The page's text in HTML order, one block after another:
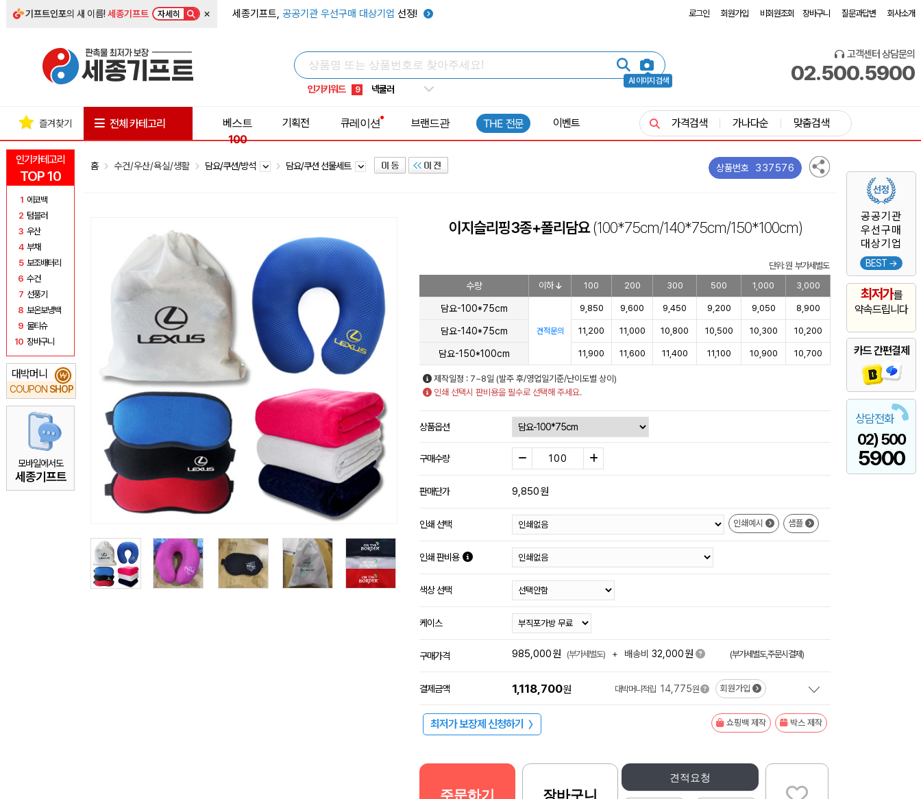
기프트인포의 새 이름!세종기프트 자세히 × 세종기프트, 공공기관 우선구매 대상기업 선정! 로그인 회원가입 비회원조회 장바구니 질문과답변 회사소개
AI 이미지 검색
인기키워드
5 키캡
8 쿨토시
9 넥쿨러
1 선풍기
고객센터 상담문의
02.500.5900
인기카테고리
TOP 10
1 에코백
2 텀블러
3 우산
4 부채
5 보조배터리
6 수건
7 선풍기
8 보온보냉백
9 물티슈
10 장바구니
대박머니
COUPON SHOP
₩
모바일에서도
세종기프트
공공기관
우선구매
대상기업
BEST →
최저가를
약속드립니다
카드 간편결제
상담전화
02) 500
5900
즐겨찾기 전체 카테고리
베스트
100
기획전 큐레이션 브랜드관 THE 전문 이벤트 가격검색 가나다순 맞춤검색
홈 수건/우산/욕실/생활 담요/쿠션/방석 담요/쿠션 선물세트 상품번호 337576
이지슬리핑3종+폴리담요(100*75cm/140*75cm/150*100cm)
단위: 원 부가세별도
수량 이하 100 200 300 500 1,000 3,000
담요-100*75cm
견적문의
9,850 9,600 9,450 9,200 9,050 8,900
담요-140*75cm 11,200 11,000 10,800 10,500 10,300 10,200
담요-150*100cm 11,900 11,600 11,400 11,100 10,900 10,700
제작일정 : 7~8일 (발주 후/영업일기준/난이도별 상이)
인쇄 선택시 판비용을 필수로 선택해 주세요.
상품옵션
구매수량
판매단가 9,850원
인쇄 선택 인쇄예시 샘플
인쇄 판비용
색상 선택
케이스
구매가격 985,000원 (부가세별도) + 배송비 32,000원 (부가세별도,주문시결제)
결제금액 1,118,700원 대박머니적립 14,775원 회원가입
최저가 보장제 신청하기 〉 쇼핑백 제작 박스 제작
견적요청
주문하기 장바구니